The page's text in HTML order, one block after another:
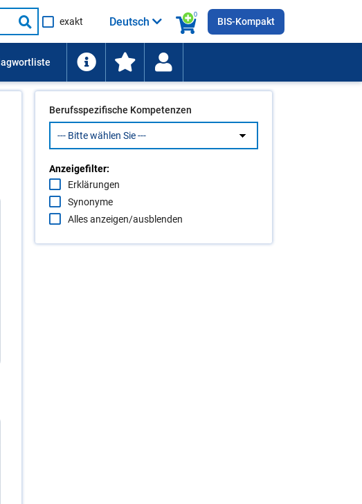
Suche
starten
exakt
0
Deutsch BIS-Kompakt
Berufsspezifische Kompetenzen
Anzeigefilter:
Erklärungen
Synonyme
Alles anzeigen/ausblenden